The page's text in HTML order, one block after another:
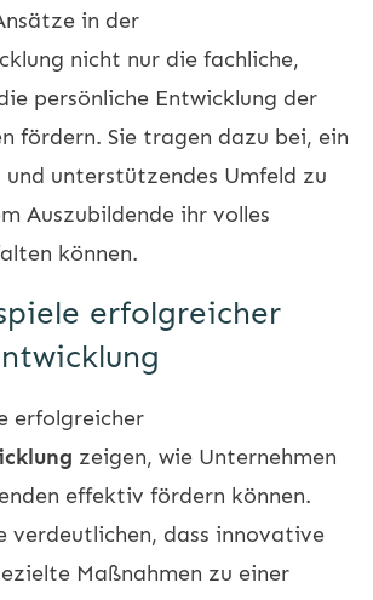
in der
nicht nur die fachliche,
persönliche Entwicklung der
fördern. Sie tragen dazu bei, ein
unterstützendes Umfeld zu
Auszubildende ihr volles
können.
erfolgreicher
erfolgreicher
zeigen, wie Unternehmen
effektiv fördern können.
verdeutlichen, dass innovative
Maßnahmen zu einer